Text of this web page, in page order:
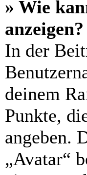
» Wie
anzeigen?
In der
deinem
Punkte,
angeben.
„Avatar“